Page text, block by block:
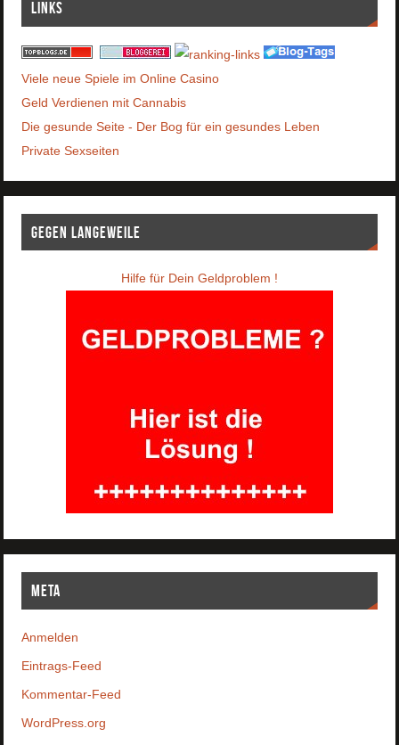
Links
Viele neue Spiele im Online Casino
Geld Verdienen mit Cannabis
Die gesunde Seite - Der Bog für ein gesundes Leben
Private Sexseiten
Gegen Langeweile
Hilfe für Dein Geldproblem !
Meta
Anmelden
Eintrags-Feed
Kommentar-Feed
WordPress.org